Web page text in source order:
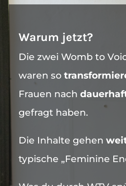
Warum jetzt?
Die zwei Womb to
waren so
Frauen nach
gefragt haben.
Die Inhalte gehen
typische „Feminine